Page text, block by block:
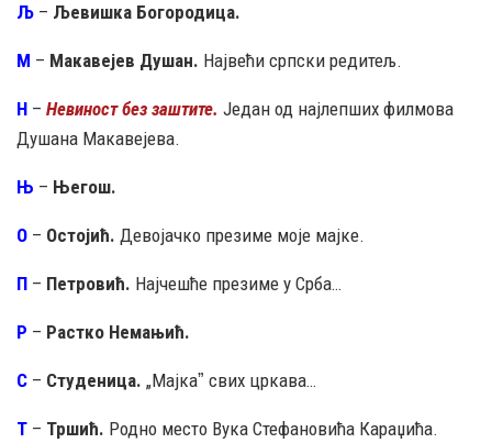
Љ – Љевишка Богородица.
М – Макавејев Душан. Највећи српски редитељ.
Н – Невиност без заштите. Један од најлепших филмова
Душана Макавејева.
Њ – Његош.
О – Остојић. Девојачко презиме моје мајке.
П – Петровић. Најчешће презиме у Срба…
Р – Растко Немањић.
С – Студеница. „Мајкаˮ свих цркава…
Т – Тршић. Родно место Вука Стефановића Караџића.